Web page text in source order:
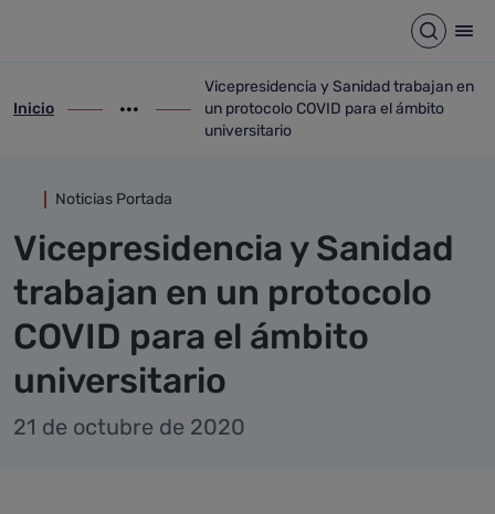
Abrir
ir-a inicio
Inicio
Mostrar opciones del camino de migas
ir-a Vicepresidencia y Sanidad
Vicepresidencia y Sanidad trabajan en
un protocolo COVID para el ámbito
universitario
Noticias Portada
Vicepresidencia y Sanidad
trabajan en un protocolo
COVID para el ámbito
universitario
21 de octubre de 2020